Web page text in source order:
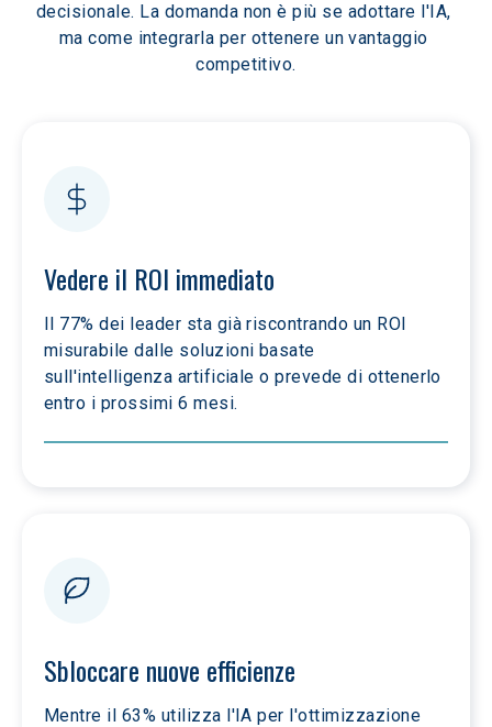
decisionale. La domanda non è più se adottare l'IA,
ma come integrarla per ottenere un vantaggio
competitivo.
Vedere il ROI immediato
Il 77% dei leader sta già riscontrando un ROI
misurabile dalle soluzioni basate
sull'intelligenza artificiale o prevede di ottenerlo
entro i prossimi 6 mesi.
Sbloccare nuove efficienze
Mentre il 63% utilizza l'IA per l'ottimizzazione